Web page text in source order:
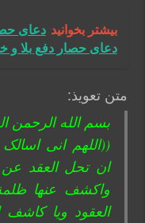
بیشتر بخوانید دعای
دعای حصار دفع بلا
متن تعویذ:
بسم الله الرحمن
((اللهم انی
ان تحل العقد عن
واکشف عنها
العقود ویا کاشف